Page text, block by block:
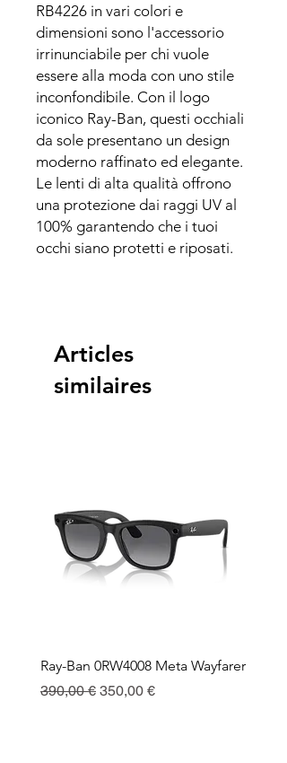
RB4226 in vari colori e
dimensioni sono l'accessorio
irrinunciabile per chi vuole
essere alla moda con uno stile
inconfondibile. Con il logo
iconico Ray-Ban, questi occhiali
da sole presentano un design
moderno raffinato ed elegante.
Le lenti di alta qualità offrono
una protezione dai raggi UV al
100% garantendo che i tuoi
occhi siano protetti e riposati.
Articles
similaires
Ray-Ban 0RW4008 Meta Wayfarer
Prix original
390,00 € Prix promotionnel
350,00 €